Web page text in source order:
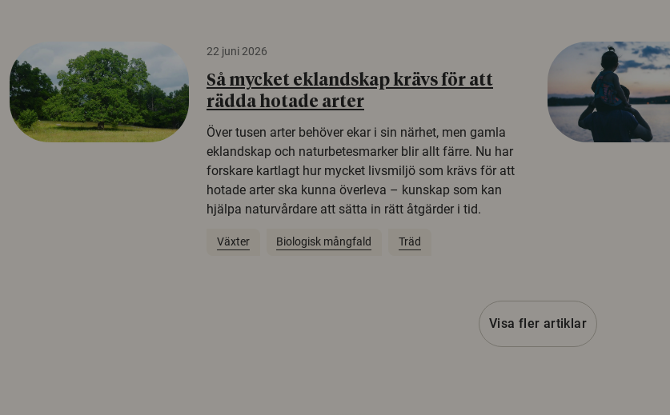
22 juni 2026
Så mycket eklandskap krävs för att
rädda hotade arter
Över tusen arter behöver ekar i sin närhet, men gamla
eklandskap och naturbetesmarker blir allt färre. Nu har
forskare kartlagt hur mycket livsmiljö som krävs för att
hotade arter ska kunna överleva – kunskap som kan
hjälpa naturvårdare att sätta in rätt åtgärder i tid.
Växter Biologisk mångfald Träd
Visa fler artiklar